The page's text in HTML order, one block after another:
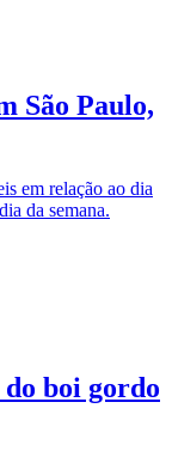
São Paulo,
em relação ao dia
da semana.
boi gordo